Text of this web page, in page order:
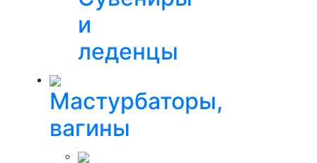
и
леденцы
Мастурбаторы,
вагины